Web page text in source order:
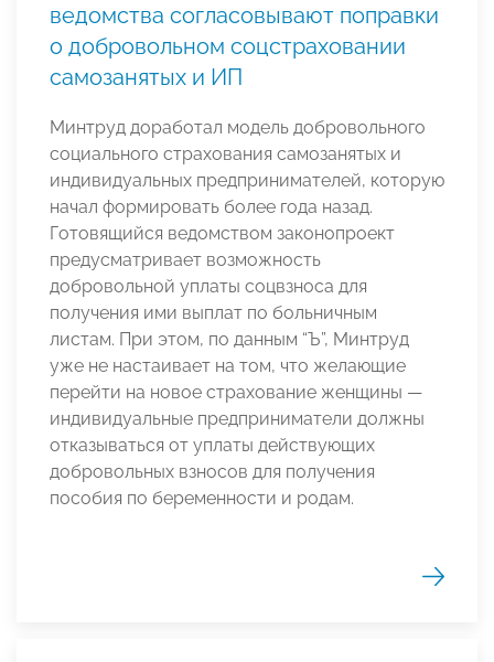
ведомства согласовывают поправки
о добровольном соцстраховании
самозанятых и ИП
Минтруд доработал модель добровольного
социального страхования самозанятых и
индивидуальных предпринимателей, которую
начал формировать более года назад.
Готовящийся ведомством законопроект
предусматривает возможность
добровольной уплаты соцвзноса для
получения ими выплат по больничным
листам. При этом, по данным “Ъ”, Минтруд
уже не настаивает на том, что желающие
перейти на новое страхование женщины —
индивидуальные предприниматели должны
отказываться от уплаты действующих
добровольных взносов для получения
пособия по беременности и родам.